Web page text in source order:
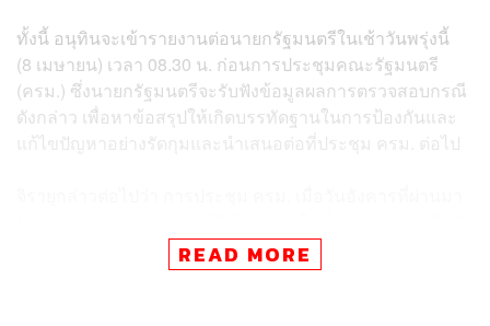
ทั้งนี้ อนุทินจะเข้ารายงานต่อนายกรัฐมนตรีในเช้าวันพรุ่งนี้
(8 เมษายน) เวลา 08.30 น. ก่อนการประชุมคณะรัฐมนตรี
(ครม.) ซึ่งนายกรัฐมนตรีจะรับฟังข้อมูลผลการตรวจสอบกรณี
ดังกล่าว เพื่อหาข้อสรุปให้เกิดบรรทัดฐานในการป้องกันและ
แก้ไขปัญหาอย่างรัดกุมและนำเสนอต่อที่ประชุม ครม. ต่อไป
กระทรวง อาทิ กระทรวงมหาดไทย เร่งดำเนินการจัดทำแผน
และมาตรการภัยพิบัติต่างๆ โดยให้มีการแบ่งหน้าที่และ
READ MORE